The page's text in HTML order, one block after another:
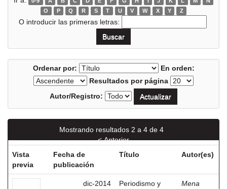
O
P Q R S T U V W X Y Z
O introducir las primeras letras:
Ordenar por:
En orden:
Resultados por página
Autor/Registro:
Mostrando resultados 2 a 4 de 4
< Anterior
Vista
previa
Fecha de
publicación
Título Autor(es)
dic-2014
Periodismo y
Mena